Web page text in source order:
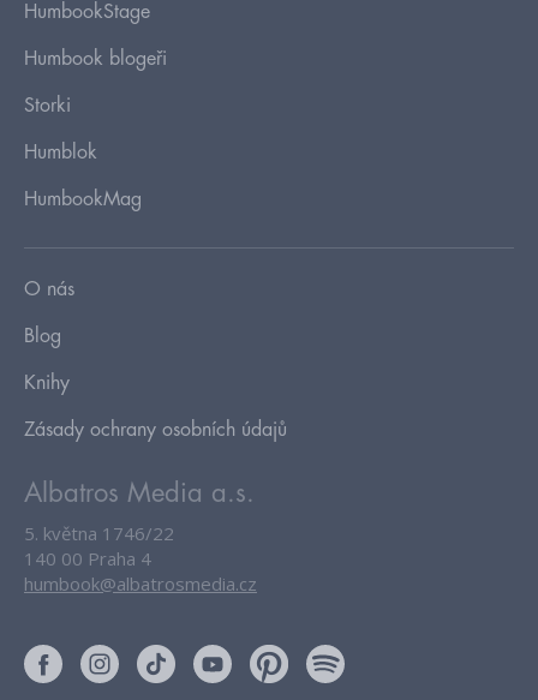
HumbookStage
Humbook blogeři
Storki
Humblok
HumbookMag
O nás
Blog
Knihy
Zásady ochrany osobních údajů
Albatros Media a.s.
5. května 1746/22
140 00 Praha 4
humbook@albatrosmedia.cz